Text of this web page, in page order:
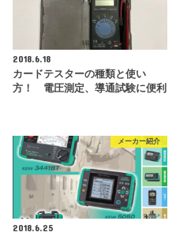
2018.6.18
カードテスターの種類と使い
方！ 電圧測定、導通試験に便利
メーカー紹介
2018.6.25